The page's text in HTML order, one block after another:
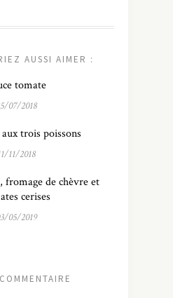
AUSSI AIMER :
tomate
07/2018
trois poissons
11/2018
fromage de chèvre et
cerises
05/2019